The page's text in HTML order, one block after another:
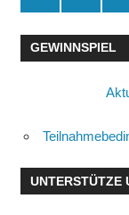
GEWINNSPIEL
UNTERSTÜTZE